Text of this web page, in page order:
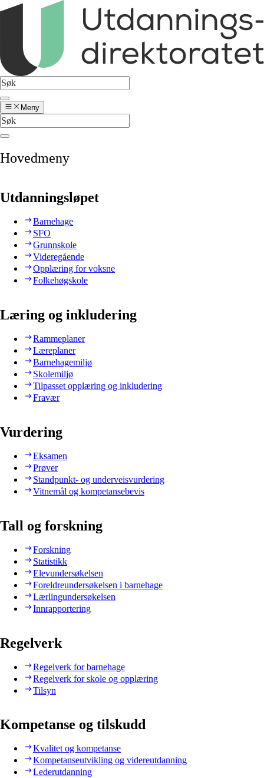
Meny
Hovedmeny
Utdanningsløpet
Barnehage
SFO
Grunnskole
Videregående
Opplæring for voksne
Folkehøgskole
Læring og inkludering
Rammeplaner
Læreplaner
Barnehagemiljø
Skolemiljø
Tilpasset opplæring og inkludering
Fravær
Vurdering
Eksamen
Prøver
Standpunkt- og underveisvurdering
Vitnemål og kompetansebevis
Tall og forskning
Forskning
Statistikk
Elevundersøkelsen
Foreldreundersøkelsen i barnehage
Lærlingundersøkelsen
Innrapportering
Regelverk
Regelverk for barnehage
Regelverk for skole og opplæring
Tilsyn
Kompetanse og tilskudd
Kvalitet og kompetanse
Kompetanseutvikling og videreutdanning
Lederutdanning